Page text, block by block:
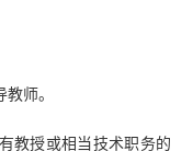
师。
教授或相当技术职务的